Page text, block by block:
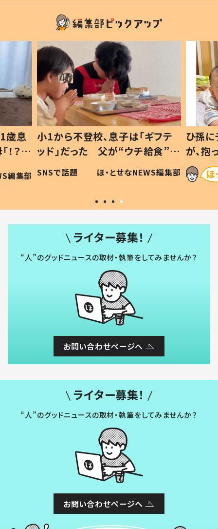
歳息
？」
編集部
小1から不登校、息子は「ギフテ
ッド」だった 父が“ウチ給食”を
作り続ける理由とは #令和の親
#令和の子
SNSで話題 ほ・とせなNEWS編集部
ひ孫
が、
「涙が
い」
ライター募集！
“人”のグッドニュースの取材・執筆をしてみませんか？
お問い合わせページへ
ライター募集！
“人”のグッドニュースの取材・執筆をしてみませんか？
お問い合わせページへ